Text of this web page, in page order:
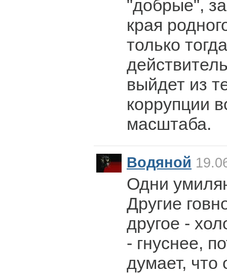
"добрые",
края
только
выйдет из
коррупции
масштаба.
Водяной
Одни
Другие
другое -
- гнуснее,
думает, что